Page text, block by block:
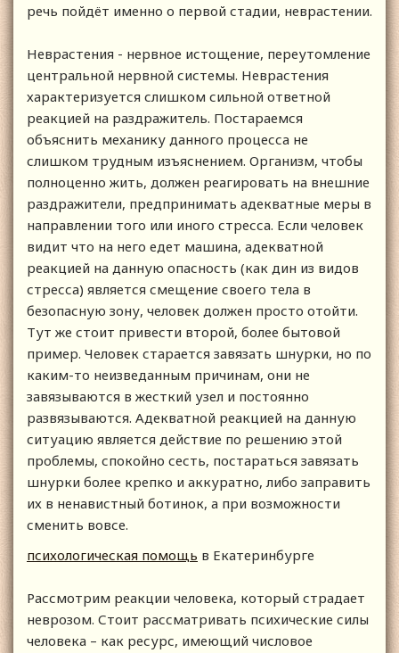
речь пойдёт именно о первой стадии, неврастении.
Неврастения - нервное истощение, переутомление
центральной нервной системы. Неврастения
характеризуется слишком сильной ответной
реакцией на раздражитель. Постараемся
объяснить механику данного процесса не
слишком трудным изъяснением. Организм, чтобы
полноценно жить, должен реагировать на внешние
раздражители, предпринимать адекватные меры в
направлении того или иного стресса. Если человек
видит что на него едет машина, адекватной
реакцией на данную опасность (как дин из видов
стресса) является смещение своего тела в
безопасную зону, человек должен просто отойти.
Тут же стоит привести второй, более бытовой
пример. Человек старается завязать шнурки, но по
каким-то неизведанным причинам, они не
завязываются в жесткий узел и постоянно
развязываются. Адекватной реакцией на данную
ситуацию является действие по решению этой
проблемы, спокойно сесть, постараться завязать
шнурки более крепко и аккуратно, либо заправить
их в ненавистный ботинок, а при возможности
сменить вовсе.
психологическая помощь в Екатеринбурге
Рассмотрим реакции человека, который страдает
неврозом. Стоит рассматривать психические силы
человека – как ресурс, имеющий числовое